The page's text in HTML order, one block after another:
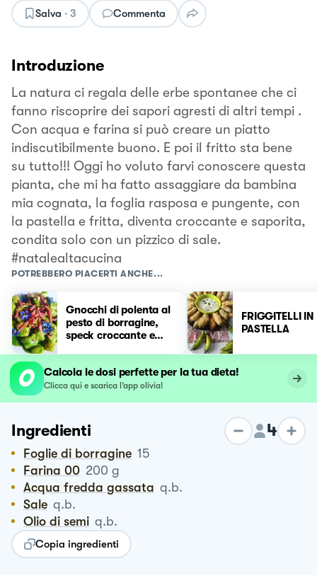
Salva · 3 Commenta
Introduzione
La natura ci regala delle erbe spontanee che ci
fanno riscoprire dei sapori agresti di altri tempi .
Con acqua e farina si può creare un piatto
indiscutibilmente buono. E poi il fritto sta bene
su tutto!!! Oggi ho voluto farvi conoscere questa
pianta, che mi ha fatto assaggiare da bambina
mia cognata, la foglia rasposa e pungente, con
la pastella e fritta, diventa croccante e saporita,
condita solo con un pizzico di sale.
#natalealtacucina
POTREBBERO PIACERTI ANCHE...
Gnocchi di polenta al
pesto di borragine,
speck croccante e
FRIGGITELLI IN
PASTELLA
Calcola le dosi perfette per la tua dieta!
Clicca qui e scarica l’app olivia!
Ingredienti 4
Foglie di borragine 15
Farina 00 200 g
Acqua fredda gassata q.b.
Sale q.b.
Olio di semi q.b.
Copia ingredienti